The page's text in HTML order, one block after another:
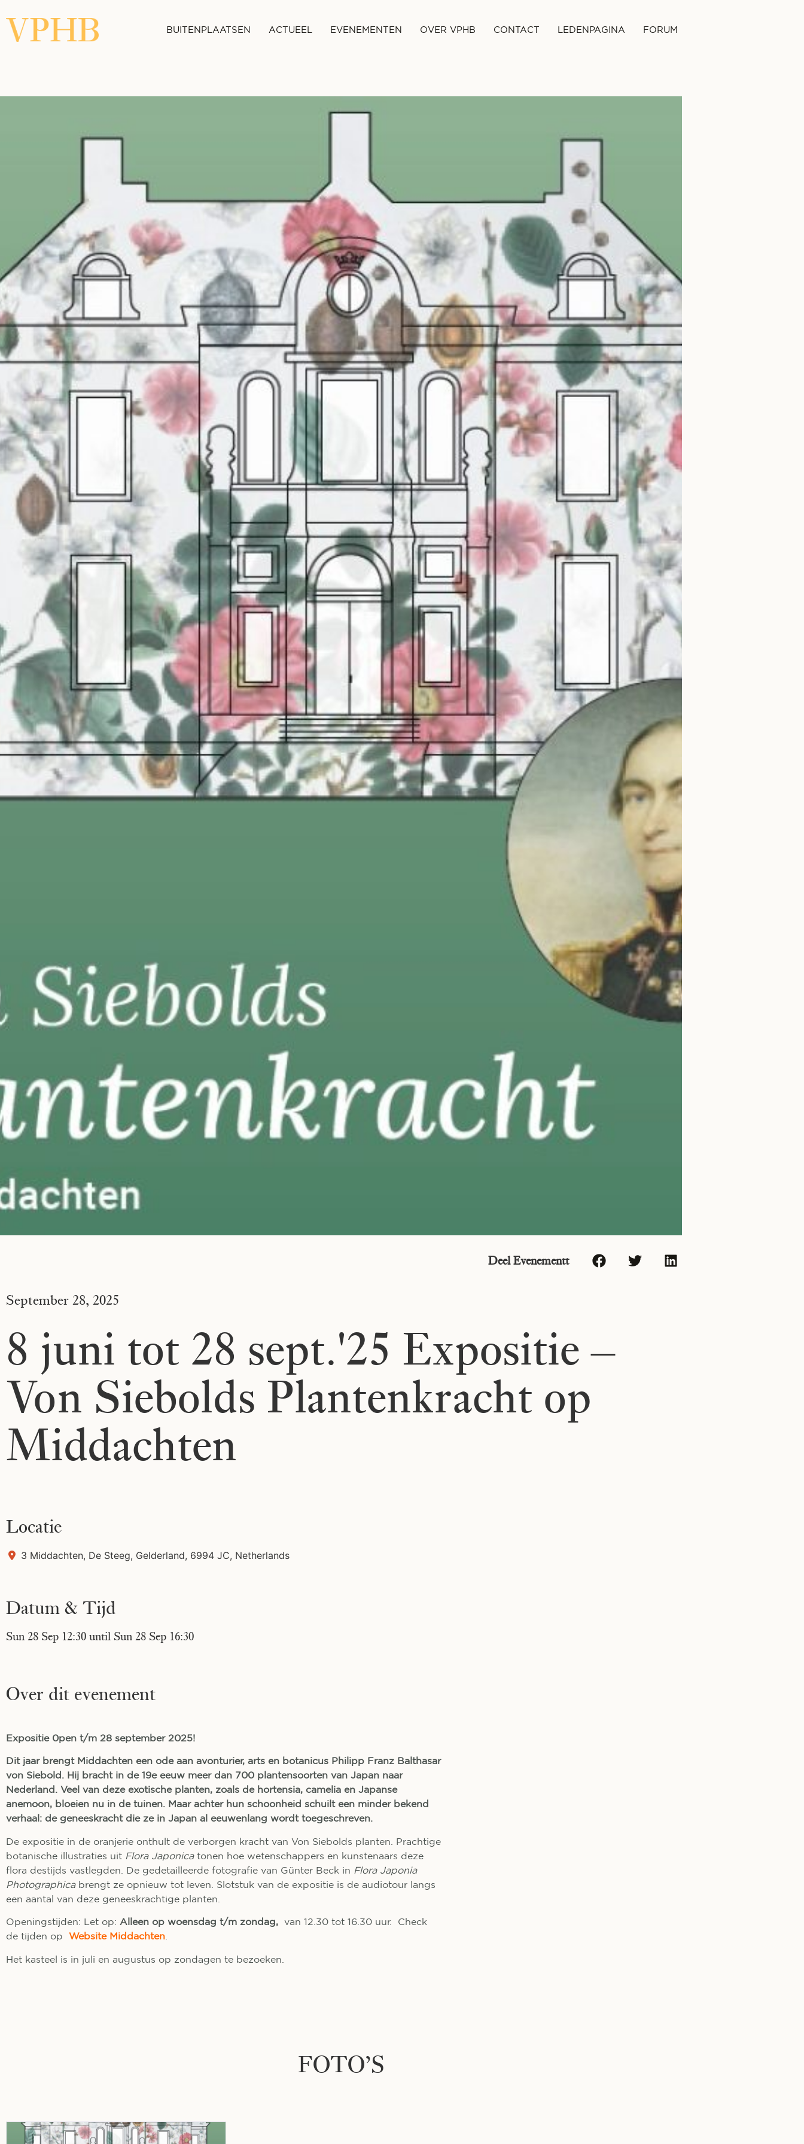
BUITENPLAATSEN ACTUEEL EVENEMENTEN OVER VPHB CONTACT LEDENPAGINA FORUM
Deel Evenementt
September 28, 2025
8 juni tot 28 sept.'25 Expositie –
Von Siebolds Plantenkracht op
Middachten
Locatie
3 Middachten, De Steeg, Gelderland, 6994 JC, Netherlands
Datum & Tijd
Sun 28 Sep 12:30 until Sun 28 Sep 16:30
Over dit evenement
Expositie 0pen t/m 28 september 2025!
Dit jaar brengt Middachten een ode aan avonturier, arts en botanicus Philipp Franz Balthasar
von Siebold. Hij bracht in de 19e eeuw meer dan 700 plantensoorten van Japan naar
Nederland. Veel van deze exotische planten, zoals de hortensia, camelia en Japanse
anemoon, bloeien nu in de tuinen. Maar achter hun schoonheid schuilt een minder bekend
verhaal: de geneeskracht die ze in Japan al eeuwenlang wordt toegeschreven.
De expositie in de oranjerie onthult de verborgen kracht van Von Siebolds planten. Prachtige
botanische illustraties uit Flora Japonicatonen hoe wetenschappers en kunstenaars deze
flora destijds vastlegden. De gedetailleerde fotografie van Günter Beck in Flora Japonia
Photographicabrengt ze opnieuw tot leven. Slotstuk van de expositie is de audiotour langs
een aantal van deze geneeskrachtige planten.
Openingstijden: Let op: Alleen op woensdag t/m zondag, van 12.30 tot 16.30 uur. Check
de tijden op
Website Middachten
Het kasteel is in juli en augustus op zondagen te bezoeken.
FOTO’S